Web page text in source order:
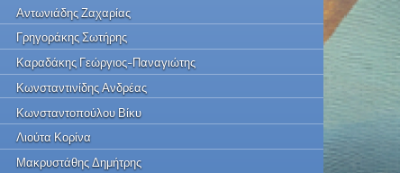
Αντωνιάδης Ζαχαρίας
Γρηγοράκης Σωτήρης
Καραδάκης Γεώργιος-Παναγιώτης
Κωνσταντινίδης Ανδρέας
Κωνσταντοπούλου Βίκυ
Λιούτα Κορίνα
Μακρυστάθης Δημήτρης